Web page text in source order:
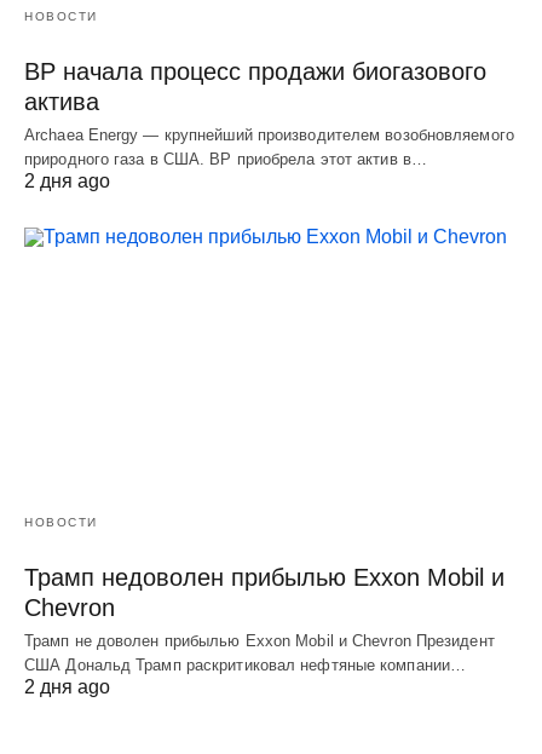
НОВОСТИ
BP начала процесс продажи биогазового
актива
Archaea Energy — крупнейший производителем возобновляемого
природного газа в США. BP приобрела этот актив в…
2 дня ago
НОВОСТИ
Трамп недоволен прибылью Exxon Mobil и
Chevron
Трамп не доволен прибылью Exxon Mobil и Chevron Президент
США Дональд Трамп раскритиковал нефтяные компании…
2 дня ago